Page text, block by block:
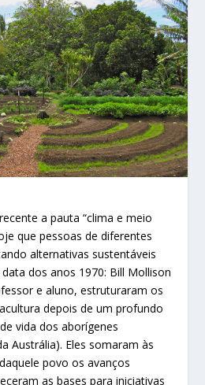
a pauta “clima e meio
que pessoas de diferentes
alternativas sustentáveis
dos anos 1970: Bill Mollison
e aluno, estruturaram os
depois de um profundo
vida dos aborígenes
Austrália). Eles somaram às
povo os avanços
as bases para iniciativas